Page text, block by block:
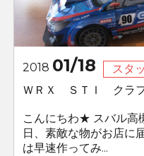
2018 01/18
スタ
ＷＲＸ ＳＴＩ クラ
こんにちわ★ スバル高
日、素敵な物がお店に
は早速作ってみ...